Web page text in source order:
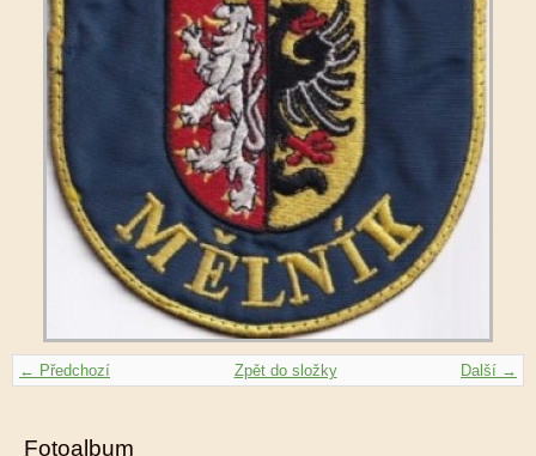
← Předchozí Další →
Zpět do složky
Fotoalbum